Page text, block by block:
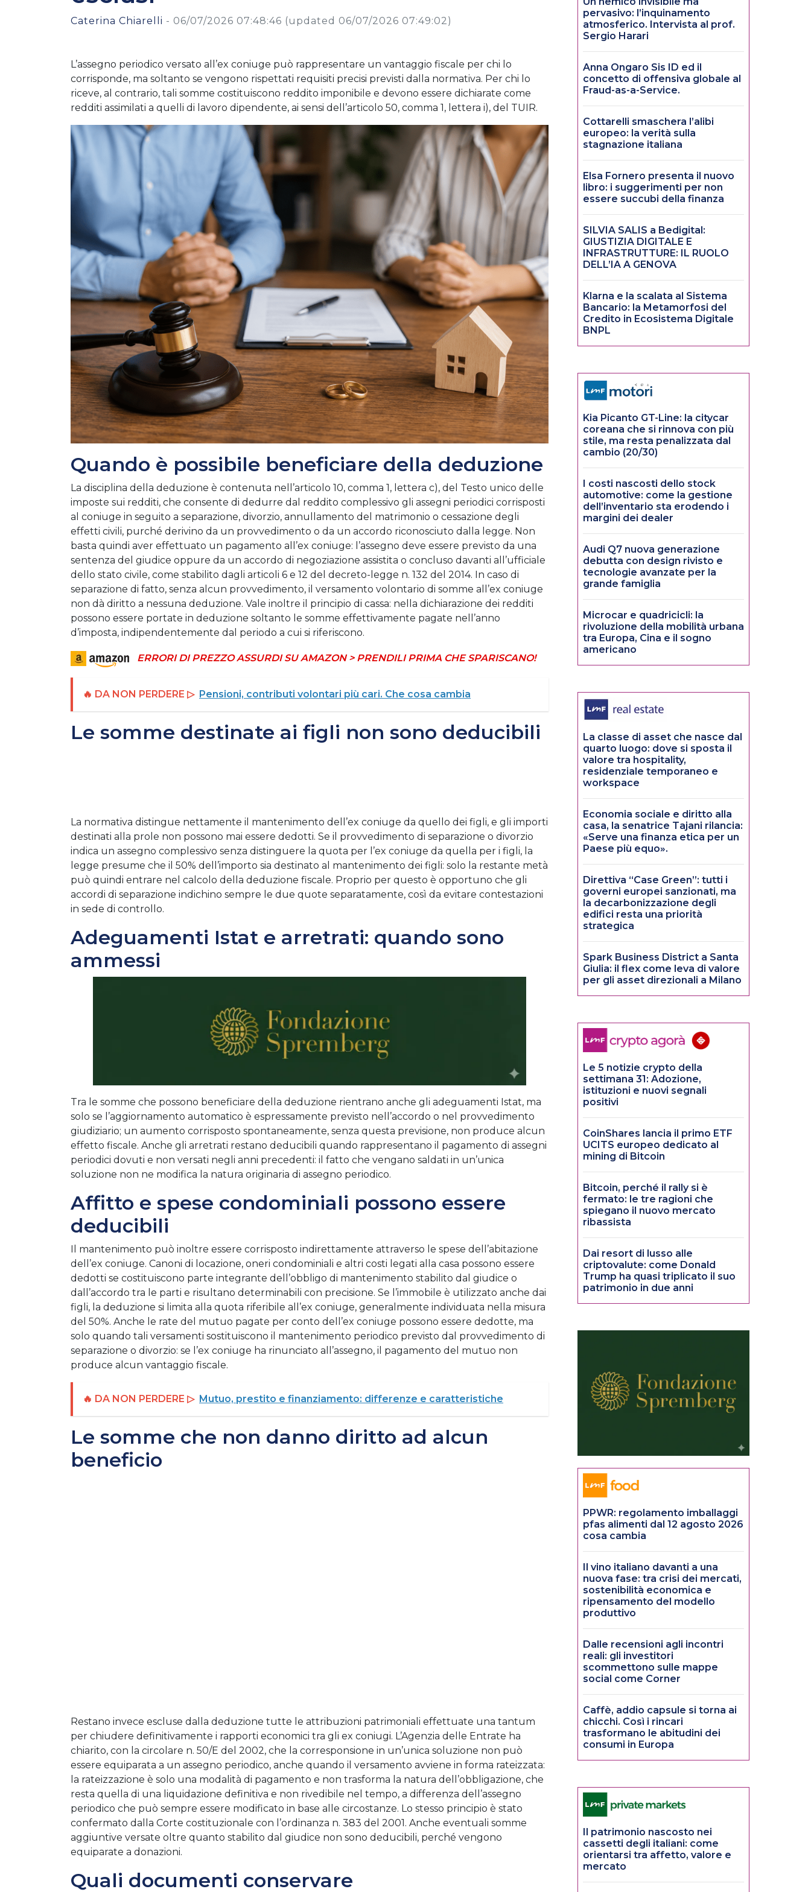
Caterina Chiarelli - 06/07/2026 07:48:46 (updated 06/07/2026 07:49:02)
L’assegno periodico versato all’ex coniuge può rappresentare un vantaggio fiscale per chi lo
corrisponde, ma soltanto se vengono rispettati requisiti precisi previsti dalla normativa. Per chi lo
riceve, al contrario, tali somme costituiscono reddito imponibile e devono essere dichiarate come
redditi assimilati a quelli di lavoro dipendente, ai sensi dell’articolo 50, comma 1, lettera i), del TUIR.
Quando è possibile beneficiare della deduzione
La disciplina della deduzione è contenuta nell’articolo 10, comma 1, lettera c), del Testo unico delle
imposte sui redditi, che consente di dedurre dal reddito complessivo gli assegni periodici corrisposti
al coniuge in seguito a separazione, divorzio, annullamento del matrimonio o cessazione degli
effetti civili, purché derivino da un provvedimento o da un accordo riconosciuto dalla legge. Non
basta quindi aver effettuato un pagamento all’ex coniuge: l’assegno deve essere previsto da una
sentenza del giudice oppure da un accordo di negoziazione assistita o concluso davanti all’ufficiale
dello stato civile, come stabilito dagli articoli 6 e 12 del decreto-legge n. 132 del 2014. In caso di
separazione di fatto, senza alcun provvedimento, il versamento volontario di somme all’ex coniuge
non dà diritto a nessuna deduzione. Vale inoltre il principio di cassa: nella dichiarazione dei redditi
possono essere portate in deduzione soltanto le somme effettivamente pagate nell’anno
d’imposta, indipendentemente dal periodo a cui si riferiscono.
ERRORI DI PREZZO ASSURDI SU AMAZON > PRENDILI PRIMA CHE SPARISCANO!
🔥 DA NON PERDERE ▷ Pensioni, contributi volontari più cari. Che cosa cambia
Le somme destinate ai figli non sono deducibili
La normativa distingue nettamente il mantenimento dell’ex coniuge da quello dei figli, e gli importi
destinati alla prole non possono mai essere dedotti. Se il provvedimento di separazione o divorzio
indica un assegno complessivo senza distinguere la quota per l’ex coniuge da quella per i figli, la
legge presume che il 50% dell’importo sia destinato al mantenimento dei figli: solo la restante metà
può quindi entrare nel calcolo della deduzione fiscale. Proprio per questo è opportuno che gli
accordi di separazione indichino sempre le due quote separatamente, così da evitare contestazioni
in sede di controllo.
Adeguamenti Istat e arretrati: quando sono
ammessi
Tra le somme che possono beneficiare della deduzione rientrano anche gli adeguamenti Istat, ma
solo se l’aggiornamento automatico è espressamente previsto nell’accordo o nel provvedimento
giudiziario; un aumento corrisposto spontaneamente, senza questa previsione, non produce alcun
effetto fiscale. Anche gli arretrati restano deducibili quando rappresentano il pagamento di assegni
periodici dovuti e non versati negli anni precedenti: il fatto che vengano saldati in un’unica
soluzione non ne modifica la natura originaria di assegno periodico.
Affitto e spese condominiali possono essere
deducibili
Il mantenimento può inoltre essere corrisposto indirettamente attraverso le spese dell’abitazione
dell’ex coniuge. Canoni di locazione, oneri condominiali e altri costi legati alla casa possono essere
dedotti se costituiscono parte integrante dell’obbligo di mantenimento stabilito dal giudice o
dall’accordo tra le parti e risultano determinabili con precisione. Se l’immobile è utilizzato anche dai
figli, la deduzione si limita alla quota riferibile all’ex coniuge, generalmente individuata nella misura
del 50%. Anche le rate del mutuo pagate per conto dell’ex coniuge possono essere dedotte, ma
solo quando tali versamenti sostituiscono il mantenimento periodico previsto dal provvedimento di
separazione o divorzio: se l’ex coniuge ha rinunciato all’assegno, il pagamento del mutuo non
produce alcun vantaggio fiscale.
🔥 DA NON PERDERE ▷ Mutuo, prestito e finanziamento: differenze e caratteristiche
Le somme che non danno diritto ad alcun
beneficio
Restano invece escluse dalla deduzione tutte le attribuzioni patrimoniali effettuate una tantum
per chiudere definitivamente i rapporti economici tra gli ex coniugi. L’Agenzia delle Entrate ha
chiarito, con la circolare n. 50/E del 2002, che la corresponsione in un’unica soluzione non può
essere equiparata a un assegno periodico, anche quando il versamento avviene in forma rateizzata:
la rateizzazione è solo una modalità di pagamento e non trasforma la natura dell’obbligazione, che
resta quella di una liquidazione definitiva e non rivedibile nel tempo, a differenza dell’assegno
periodico che può sempre essere modificato in base alle circostanze. Lo stesso principio è stato
confermato dalla Corte costituzionale con l’ordinanza n. 383 del 2001. Anche eventuali somme
aggiuntive versate oltre quanto stabilito dal giudice non sono deducibili, perché vengono
equiparate a donazioni.
Quali documenti conservare
pervasivo: l’inquinamento
atmosferico. Intervista al prof.
Sergio Harari
Anna Ongaro Sis ID ed il
concetto di offensiva globale al
Fraud-as-a-Service.
Cottarelli smaschera l’alibi
europeo: la verità sulla
stagnazione italiana
Elsa Fornero presenta il nuovo
libro: i suggerimenti per non
essere succubi della finanza
SILVIA SALIS a Bedigital:
GIUSTIZIA DIGITALE E
INFRASTRUTTURE: IL RUOLO
DELL’IA A GENOVA
Klarna e la scalata al Sistema
Bancario: la Metamorfosi del
Credito in Ecosistema Digitale
BNPL
Kia Picanto GT-Line: la citycar
coreana che si rinnova con più
stile, ma resta penalizzata dal
cambio (20/30)
I costi nascosti dello stock
automotive: come la gestione
dell’inventario sta erodendo i
margini dei dealer
Audi Q7 nuova generazione
debutta con design rivisto e
tecnologie avanzate per la
grande famiglia
Microcar e quadricicli: la
rivoluzione della mobilità urbana
tra Europa, Cina e il sogno
americano
La classe di asset che nasce dal
quarto luogo: dove si sposta il
valore tra hospitality,
residenziale temporaneo e
workspace
Economia sociale e diritto alla
casa, la senatrice Tajani rilancia:
«Serve una finanza etica per un
Paese più equo».
Direttiva “Case Green”: tutti i
governi europei sanzionati, ma
la decarbonizzazione degli
edifici resta una priorità
strategica
Spark Business District a Santa
Giulia: il flex come leva di valore
per gli asset direzionali a Milano
Le 5 notizie crypto della
settimana 31: Adozione,
istituzioni e nuovi segnali
positivi
CoinShares lancia il primo ETF
UCITS europeo dedicato al
mining di Bitcoin
Bitcoin, perché il rally si è
fermato: le tre ragioni che
spiegano il nuovo mercato
ribassista
Dai resort di lusso alle
criptovalute: come Donald
Trump ha quasi triplicato il suo
patrimonio in due anni
PPWR: regolamento imballaggi
pfas alimenti dal 12 agosto 2026
cosa cambia
Il vino italiano davanti a una
nuova fase: tra crisi dei mercati,
sostenibilità economica e
ripensamento del modello
produttivo
Dalle recensioni agli incontri
reali: gli investitori
scommettono sulle mappe
social come Corner
Caffè, addio capsule si torna ai
chicchi. Così i rincari
trasformano le abitudini dei
consumi in Europa
Il patrimonio nascosto nei
cassetti degli italiani: come
orientarsi tra affetto, valore e
mercato